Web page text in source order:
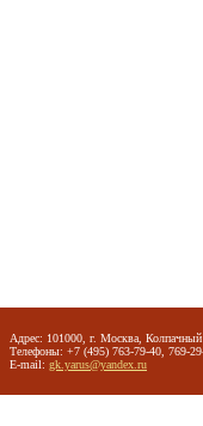
Адрес: 101000, г. Москва,
Телефоны: +7 (495) 763-79-40, 769-
E-mail: gk.yarus@yandex.ru